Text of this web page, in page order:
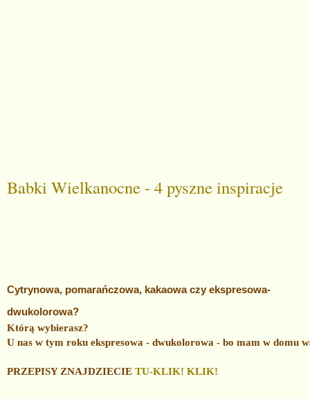
Babki Wielkanocne - 4 pyszne inspiracje
Cytrynowa, pomarańczowa, kakaowa czy ekspresowa-
dwukolorowa?
Którą wybierasz?
U nas w tym roku ekspresowa - dwukolorowa - bo mam w domu
PRZEPISY ZNAJDZIECIE TU-KLIK! KLIK!